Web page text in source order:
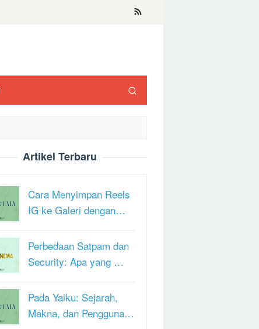
Artikel Terbaru
Cara Menyimpan Reels
IG ke Galeri dengan…
Perbedaan Satpam dan
Security: Apa yang …
Pada Yaiku: Sejarah,
Makna, dan Pengguna…